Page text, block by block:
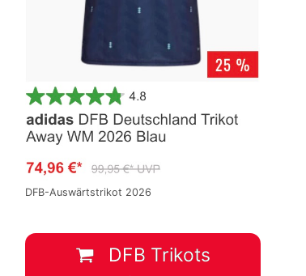
UEFA EURO 2024 - Vorrunde
Spieltag 2
1:0
DFB-Auswärtstrikot 2026
DFB Trikots